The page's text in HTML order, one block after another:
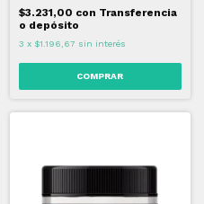
$3.231,00 con Transferencia
o depósito
3 x $1.196,67 sin interés